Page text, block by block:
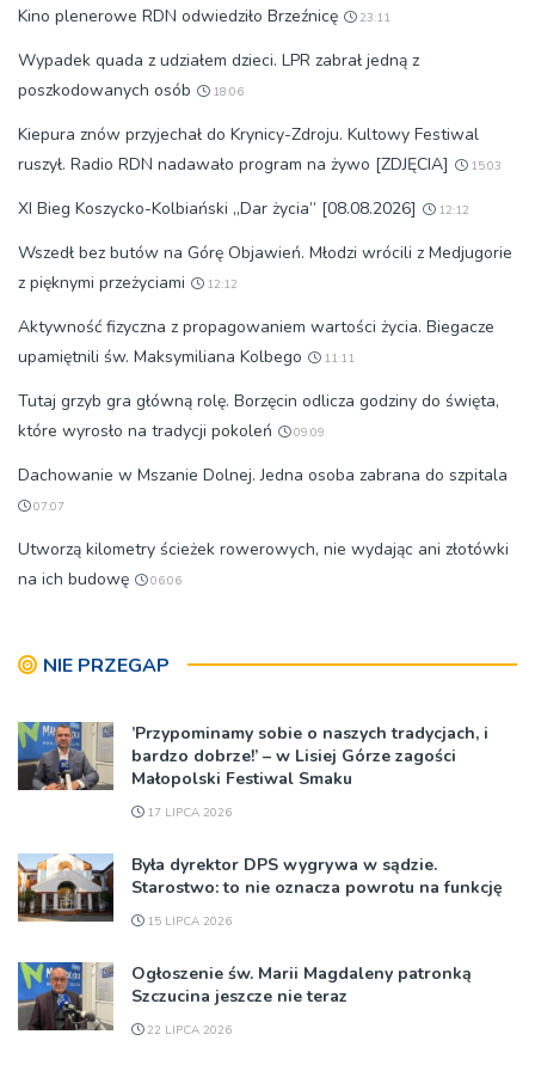
Kino plenerowe RDN odwiedziło Brzeźnicę 23:11
Wypadek quada z udziałem dzieci. LPR zabrał jedną z
poszkodowanych osób
18:06
Kiepura znów przyjechał do Krynicy-Zdroju. Kultowy Festiwal
ruszył. Radio RDN nadawało program na żywo [ZDJĘCIA]
15:03
XI Bieg Koszycko-Kolbiański „Dar życia” [08.08.2026] 12:12
Wszedł bez butów na Górę Objawień. Młodzi wrócili z Medjugorie
z pięknymi przeżyciami
12:12
Aktywność fizyczna z propagowaniem wartości życia. Biegacze
upamiętnili św. Maksymiliana Kolbego
11:11
Tutaj grzyb gra główną rolę. Borzęcin odlicza godziny do święta,
które wyrosło na tradycji pokoleń
09:09
Dachowanie w Mszanie Dolnej. Jedna osoba zabrana do szpitala
07:07
Utworzą kilometry ścieżek rowerowych, nie wydając ani złotówki
na ich budowę
06:06
NIE PRZEGAP
’Przypominamy sobie o naszych tradycjach, i
bardzo dobrze!’ – w Lisiej Górze zagości
Małopolski Festiwal Smaku
17 LIPCA 2026
Była dyrektor DPS wygrywa w sądzie.
Starostwo: to nie oznacza powrotu na funkcję
15 LIPCA 2026
Ogłoszenie św. Marii Magdaleny patronką
Szczucina jeszcze nie teraz
22 LIPCA 2026